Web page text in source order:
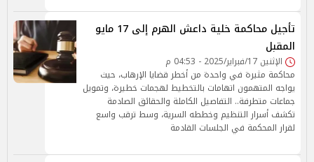
تأجيل محاكمة خلية داعش الهرم إلى 17 مايو
المقبل
الإثنين 17/فبراير/2025 - 04:53 م
محاكمة مثيرة في واحدة من أخطر قضايا الإرهاب، حيث
يواجه المتهمون اتهامات بالتخطيط لهجمات خطيرة، وتمويل
جماعات متطرفة.. التفاصيل الكاملة والحقائق الصادمة
تكشف أسرار التنظيم وخططه السرية، وسط ترقب واسع
لقرار المحكمة في الجلسات القادمة